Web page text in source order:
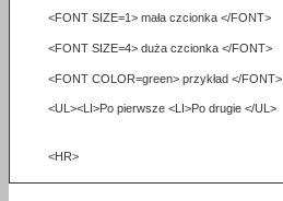
<FONT SIZE=1> mała czcionka </FONT>
<FONT SIZE=4> duża czcionka </FONT>
<FONT COLOR=green> przykład </FONT>
<UL><LI>Po pierwsze <LI>Po drugie </UL>
<HR>